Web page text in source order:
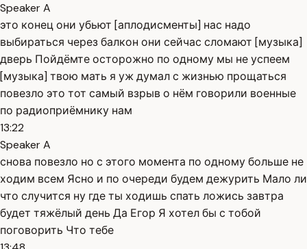
Speaker A
это конец они убьют [аплодисменты] нас надо
выбираться через балкон они сейчас сломают [музыка]
дверь Пойдёмте осторожно по одному мы не успеем
[музыка] твою мать я уж думал с жизнью прощаться
повезло это тот самый взрыв о нём говорили военные
по радиоприёмнику нам
13:22
Speaker A
снова повезло но с этого момента по одному больше не
ходим всем Ясно и по очереди будем дежурить Мало ли
что случится ну где ты ходишь спать ложись завтра
будет тяжёлый день Да Егор Я хотел бы с тобой
поговорить Что тебе